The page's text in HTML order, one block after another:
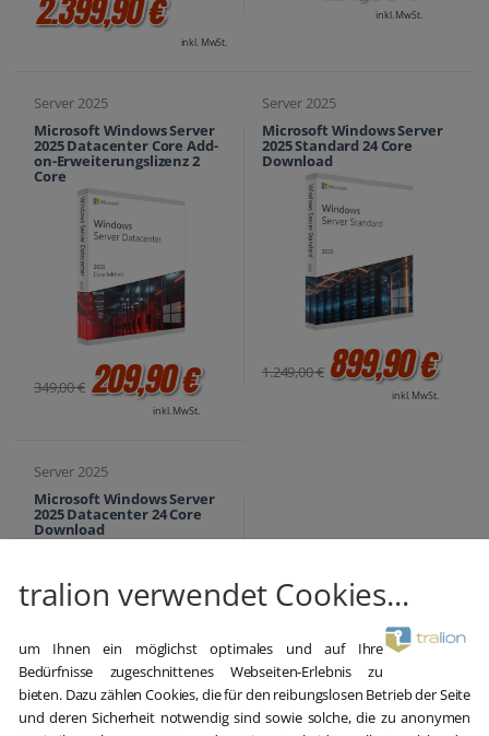
2.399,90 €
inkl. MwSt.
inkl. MwSt.
Server 2025
Microsoft Windows Server
2025 Datacenter Core Add-
on-Erweiterungslizenz 2
Core
349,00 € 209,90 €
inkl. MwSt.
Server 2025
Microsoft Windows Server
2025 Standard 24 Core
Download
1.249,00 € 899,90 €
inkl. MwSt.
Server 2025
Microsoft Windows Server
2025 Datacenter 24 Core
Download
5.990,00 €
tralion verwendet Cookies...
um Ihnen ein möglichst optimales und auf Ihre
Bedürfnisse zugeschnittenes Webseiten-Erlebnis zu
bieten. Dazu zählen Cookies, die für den reibungslosen Betrieb der Seite
und deren Sicherheit notwendig sind sowie solche, die zu anonymen